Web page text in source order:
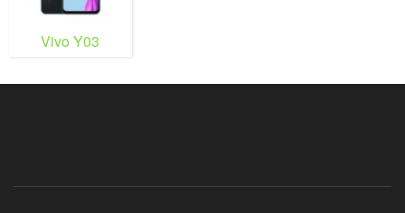
Vivo Y03